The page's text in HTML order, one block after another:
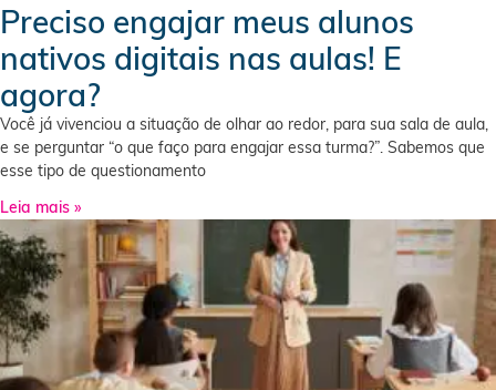
Preciso engajar meus alunos
nativos digitais nas aulas! E
agora?
Você já vivenciou a situação de olhar ao redor, para sua sala de aula,
e se perguntar “o que faço para engajar essa turma?”. Sabemos que
esse tipo de questionamento
Leia mais »